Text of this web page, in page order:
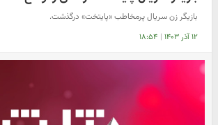
بازیگر زن سریال پرمخاطب «پایتخت» درگذشت.
۱۲ آذر ۱۴۰۳ | ۱۸:۵۴